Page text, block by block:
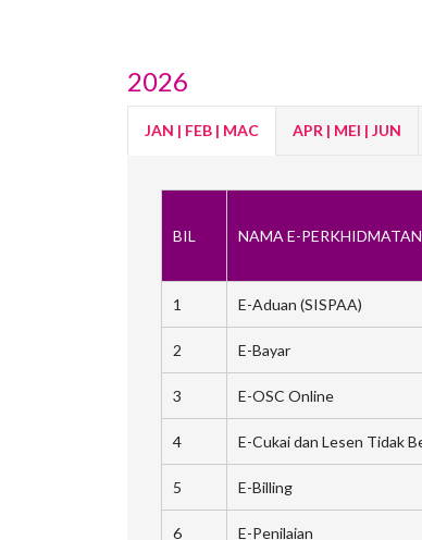
2026
JAN | FEB | MAC APR | MEI | JUN
BIL NAMA E-
1 E-Aduan (SISPAA)
2 E-Bayar
3 E-OSC Online
4 E-Cukai dan Lesen Tidak
5 E-Billing
6 E-Penilaian